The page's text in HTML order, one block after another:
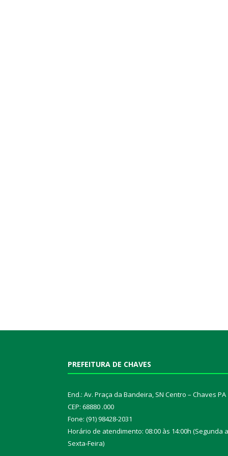
PREFEITURA DE CHAVES
End.: Av. Praça da Bandeira, SN Centro – Chaves PA
CEP: 68880 .000
Fone: (91) 98428-2031
Horário de atendimento: 08:00 às 14:00h (Segunda a
Sexta-Feira)